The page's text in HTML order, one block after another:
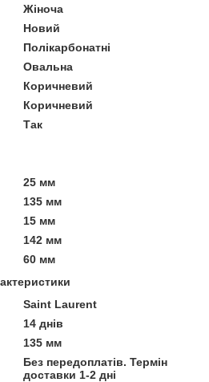
Жіноча
Новий
Полікарбонатні
Овальна
Коричневий
Коричневий
Так
25 мм
135 мм
15 мм
142 мм
60 мм
Saint Laurent
14 днів
135 мм
Без передоплатів. Термін
доставки 1-2 дні